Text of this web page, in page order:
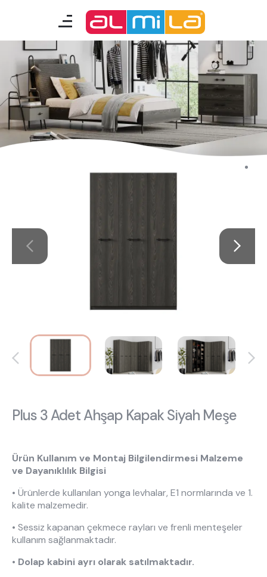
mobilyalar genç odası
çocuk/bebek odası akıllı mobilyalar
Almila Life Concept
Bilgi Toplumu Hizmetleri
Bize Ulaşın
İnsan Kaynakları
Öneriler
444 8 543
Plus 3 Adet Ahşap Kapak Siyah Meşe
Ürün Kullanım ve Montaj Bilgilendirmesi Malzeme
ve Dayanıklılık Bilgisi
• Ürünlerde kullanılan yonga levhalar, E1 normlarında ve 1.
kalite malzemedir.
• Sessiz kapanan çekmece rayları ve frenli menteşeler
kullanım sağlanmaktadır.
• Dolap kabini ayrı olarak satılmaktadır.